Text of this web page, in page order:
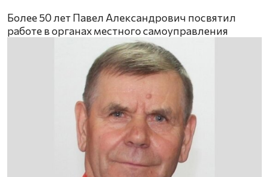
Более 50 лет Павел Александрович посвятил
работе в органах местного самоуправления